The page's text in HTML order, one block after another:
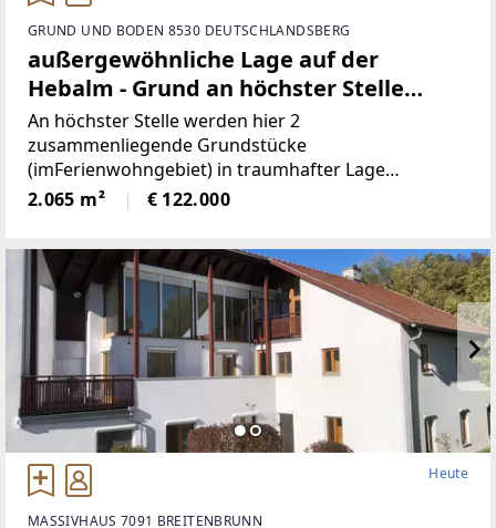
GRUND UND BODEN 8530 DEUTSCHLANDSBERG
außergewöhnliche Lage auf der
Hebalm - Grund an höchster Stelle
(Provisionsfrei)
An höchster Stelle werden hier 2
zusammenliegende Grundstücke
(imFerienwohngebiet) in traumhafter Lage
angeboten! Die beiden Grundstücke haben
inSumme 2.065m² (€59/ m²), sind süd-westlich
1100
2.065 m² € 122.000
Heute
MASSIVHAUS 7091 BREITENBRUNN